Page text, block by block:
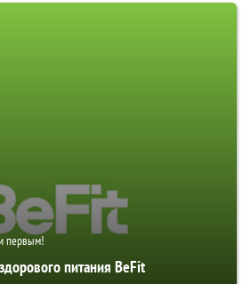
первым!
питания BeFit